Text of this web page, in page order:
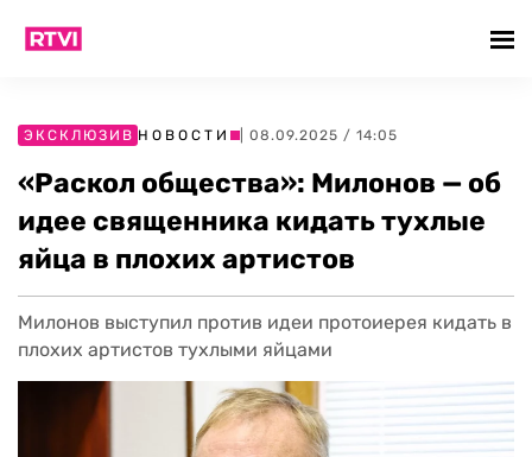
ЭКСКЛЮЗИВ НОВОСТИ | 08.09.2025 / 14:05
«Раскол общества»: Милонов — об
идее священника кидать тухлые
яйца в плохих артистов
Милонов выступил против идеи протоиерея кидать в
плохих артистов тухлыми яйцами